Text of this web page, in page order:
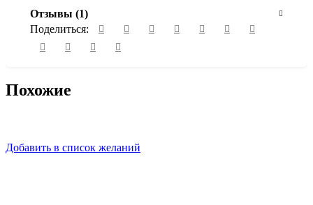
Отзывы (1)
Поделиться:
Похожие
Добавить в список желаний